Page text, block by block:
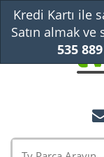
Kredi Kartı ile
Satın almak ve
535